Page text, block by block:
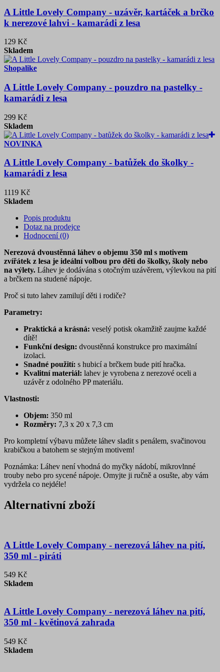
A Little Lovely Company - uzávěr, kartáček a brčko
k nerezové lahvi - kamarádi z lesa
129 Kč
Skladem
Shopalike
A Little Lovely Company - pouzdro na pastelky -
kamarádi z lesa
299 Kč
Skladem
NOVINKA
A Little Lovely Company - batůžek do školky -
kamarádi z lesa
1119 Kč
Skladem
Popis produktu
Dotaz na prodejce
Hodnocení (0)
Nerezová dvoustěnná láhev o objemu 350 ml s motivem
zvířátek z lesa je ideální volbou pro děti do školky, školy nebo
na výlety. Láhev je dodávána s otočným uzávěrem, výlevkou na pití
a brčkem na studené nápoje.
Proč si tuto lahev zamilují děti i rodiče?
Parametry:
Praktická a krásná: veselý potisk okamžitě zaujme každé
dítě!
Funkční design: dvoustěnná konstrukce pro maximální
izolaci.
Snadné použití: s hubicí a brčkem bude pití hračka.
Kvalitní materiál: lahev je vyrobena z nerezové oceli a
uzávěr z odolného PP materiálu.
Vlastnosti:
Objem: 350 ml
Rozměry: 7,3 x 20 x 7,3 cm
Pro kompletní výbavu můžete láhev sladit s penálem, svačinovou
krabičkou a batohem se stejným motivem!
Poznámka: Láhev není vhodná do myčky nádobí, mikrovlnné
trouby nebo pro sycené nápoje. Omyjte ji ručně a osušte, aby vám
vydržela co nejdéle!
Alternativní zboží
A Little Lovely Company - nerezová láhev na pití,
350 ml - piráti
549 Kč
Skladem
A Little Lovely Company - nerezová láhev na pití,
350 ml - květinová zahrada
549 Kč
Skladem